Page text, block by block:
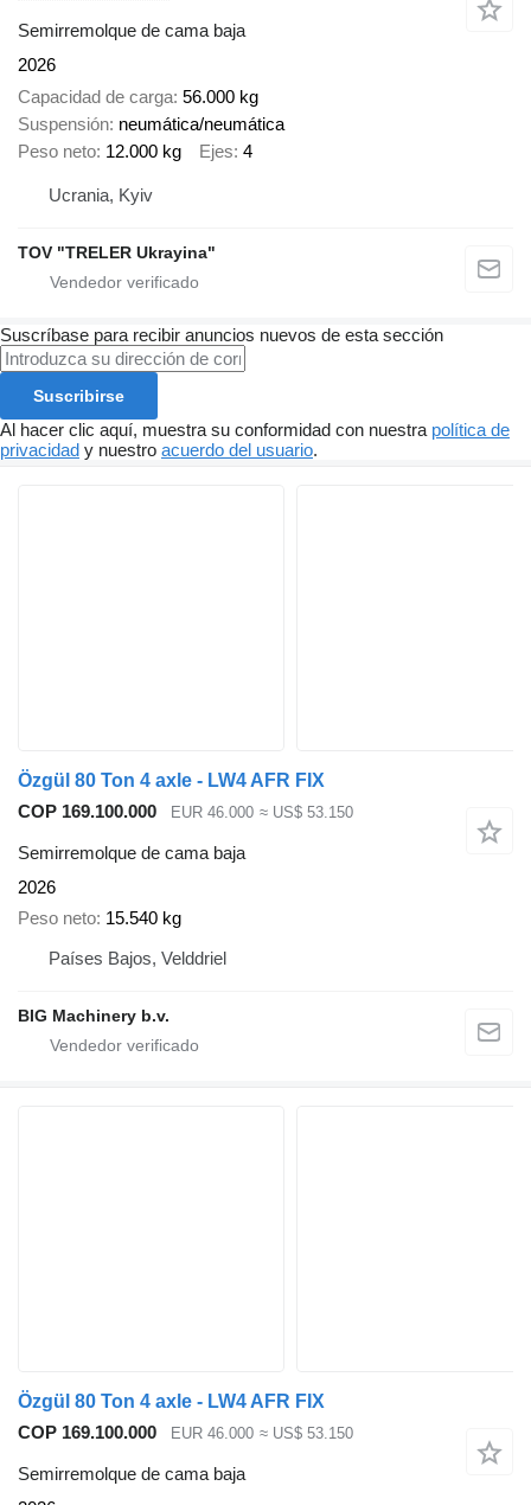
Semirremolque de cama baja
2026
Capacidad de carga 56.000 kg
Suspensión neumática/neumática
Peso neto 12.000 kg Ejes 4
Ucrania, Kyiv
TOV "TRELER Ukrayina"
Suscríbase para recibir anuncios nuevos de esta sección
Suscribirse
Al hacer clic aquí, muestra su conformidad con nuestra política de
privacidad y nuestro acuerdo del usuario.
Özgül 80 Ton 4 axle - LW4 AFR FIX
COP 169.100.000
EUR 46.000 ≈ US$ 53.150
Semirremolque de cama baja
2026
Peso neto 15.540 kg
Países Bajos, Velddriel
BIG Machinery b.v.
Özgül 80 Ton 4 axle - LW4 AFR FIX
COP 169.100.000
EUR 46.000 ≈ US$ 53.150
Semirremolque de cama baja